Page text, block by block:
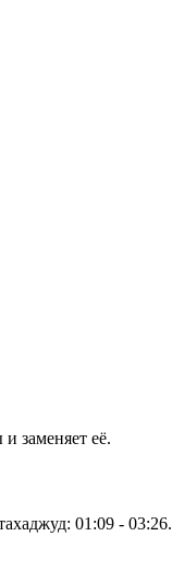
заменяет её.
01:09 - 03:26.